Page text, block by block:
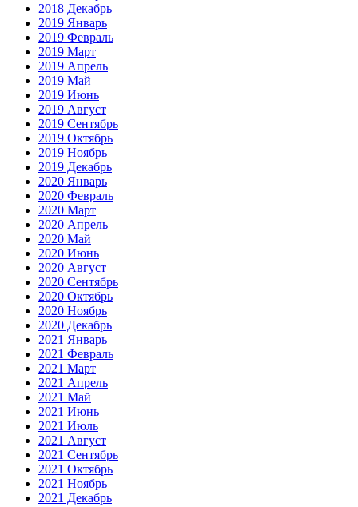
2018 Декабрь
2019 Январь
2019 Февраль
2019 Март
2019 Апрель
2019 Май
2019 Июнь
2019 Август
2019 Сентябрь
2019 Октябрь
2019 Ноябрь
2019 Декабрь
2020 Январь
2020 Февраль
2020 Март
2020 Апрель
2020 Май
2020 Июнь
2020 Август
2020 Сентябрь
2020 Октябрь
2020 Ноябрь
2020 Декабрь
2021 Январь
2021 Февраль
2021 Март
2021 Апрель
2021 Май
2021 Июнь
2021 Июль
2021 Август
2021 Сентябрь
2021 Октябрь
2021 Ноябрь
2021 Декабрь